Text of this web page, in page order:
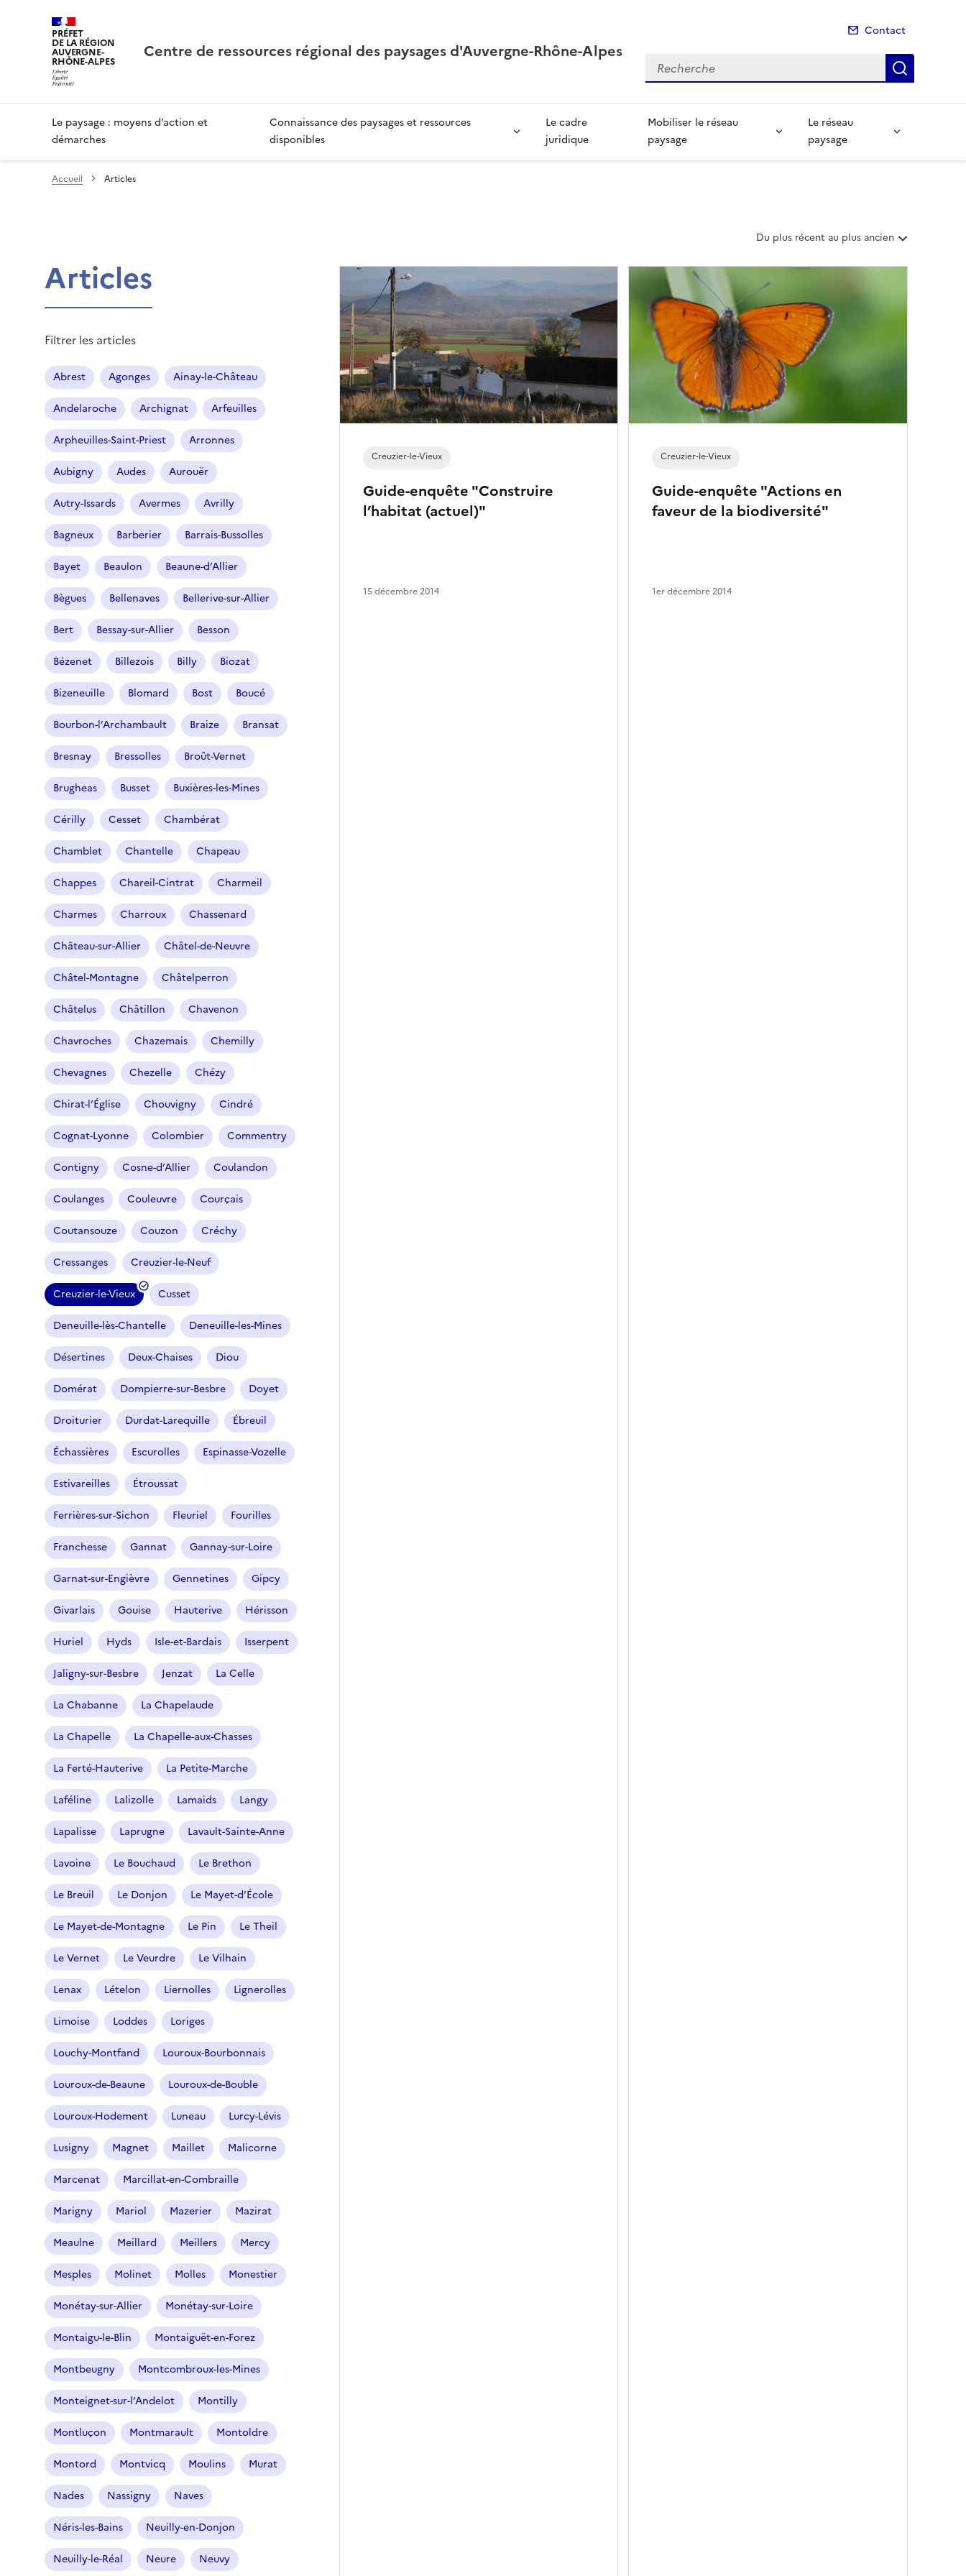
PRÉFET
DE LA RÉGION
AUVERGNE-
RHÔNE-ALPES Centre de ressources régional des paysages d'Auvergne-Rhône-Alpes
Contact
Recherche
Le paysage : moyens d’action et
démarches
Connaissance des paysages et ressources
disponibles
Le cadre
juridique
Mobiliser le réseau
paysage
Le réseau
paysage
Accueil Articles
T
i
r
l
e
s
a
r
t
c
l
Du plus récent au plus ancien
Articles
Filtrer les articles
Abrest Agonges Ainay-le-Château
Andelaroche Archignat Arfeuilles
Arpheuilles-Saint-Priest Arronnes
Aubigny Audes Aurouër
Autry-Issards Avermes Avrilly
Bagneux Barberier Barrais-Bussolles
Bayet Beaulon Beaune-d’Allier
Bègues Bellenaves Bellerive-sur-Allier
Bert Bessay-sur-Allier Besson
Bézenet Billezois Billy Biozat
Bizeneuille Blomard Bost Boucé
Bourbon-l’Archambault Braize Bransat
Bresnay Bressolles Broût-Vernet
Brugheas Busset Buxières-les-Mines
Cérilly Cesset Chambérat
Chamblet Chantelle Chapeau
Chappes Chareil-Cintrat Charmeil
Charmes Charroux Chassenard
Château-sur-Allier Châtel-de-Neuvre
Châtel-Montagne Châtelperron
Châtelus Châtillon Chavenon
Chavroches Chazemais Chemilly
Chevagnes Chezelle Chézy
Chirat-l’Église Chouvigny Cindré
Cognat-Lyonne Colombier Commentry
Contigny Cosne-d’Allier Coulandon
Coulanges Couleuvre Courçais
Coutansouze Couzon Créchy
Cressanges Creuzier-le-Neuf
Creuzier-le-Vieux
f
i
l
t
r
e
s
é
l
e
c
t
i
o
n
n
é
)
Cusset
Deneuille-lès-Chantelle Deneuille-les-Mines
Désertines Deux-Chaises Diou
Domérat Dompierre-sur-Besbre Doyet
Droiturier Durdat-Larequille Ébreuil
Échassières Escurolles Espinasse-Vozelle
Estivareilles Étroussat
Ferrières-sur-Sichon Fleuriel Fourilles
Franchesse Gannat Gannay-sur-Loire
Garnat-sur-Engièvre Gennetines Gipcy
Givarlais Gouise Hauterive Hérisson
Huriel Hyds Isle-et-Bardais Isserpent
Jaligny-sur-Besbre Jenzat La Celle
La Chabanne La Chapelaude
La Chapelle La Chapelle-aux-Chasses
La Ferté-Hauterive La Petite-Marche
Laféline Lalizolle Lamaids Langy
Lapalisse Laprugne Lavault-Sainte-Anne
Lavoine Le Bouchaud Le Brethon
Le Breuil Le Donjon Le Mayet-d’École
Le Mayet-de-Montagne Le Pin Le Theil
Le Vernet Le Veurdre Le Vilhain
Lenax Lételon Liernolles Lignerolles
Limoise Loddes Loriges
Louchy-Montfand Louroux-Bourbonnais
Louroux-de-Beaune Louroux-de-Bouble
Louroux-Hodement Luneau Lurcy-Lévis
Lusigny Magnet Maillet Malicorne
Marcenat Marcillat-en-Combraille
Marigny Mariol Mazerier Mazirat
Meaulne Meillard Meillers Mercy
Mesples Molinet Molles Monestier
Monétay-sur-Allier Monétay-sur-Loire
Montaigu-le-Blin Montaiguët-en-Forez
Montbeugny Montcombroux-les-Mines
Monteignet-sur-l’Andelot Montilly
Montluçon Montmarault Montoldre
Montord Montvicq Moulins Murat
Nades Nassigny Naves
Néris-les-Bains Neuilly-en-Donjon
Neuilly-le-Réal Neure Neuvy
Guide-enquête "Construire
l’habitat (actuel)"
Creuzier-le-Vieux
15 décembre 2014
Guide-enquête "Actions en
faveur de la biodiversité"
Creuzier-le-Vieux
1er décembre 2014